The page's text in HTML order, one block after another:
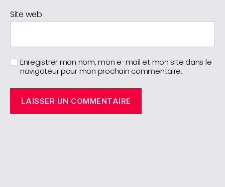
Site web
Enregistrer mon nom, mon e-mail et mon site dans le
navigateur pour mon prochain commentaire.